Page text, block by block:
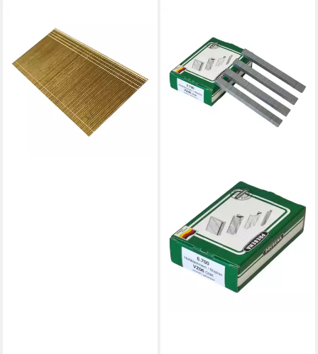
Stauchkopfnagel J 19 CNKHA
Stauchkopfnägel Brads 19
mm 10000 Stück verzinkter
Stahl
lieferbar - in 2-3 Werktagen bei dir